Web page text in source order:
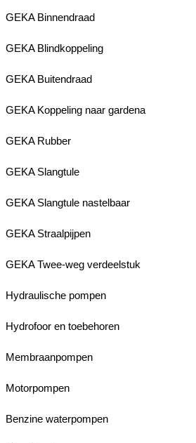
GEKA Binnendraad
GEKA Blindkoppeling
GEKA Buitendraad
GEKA Koppeling naar gardena
GEKA Rubber
GEKA Slangtule
GEKA Slangtule nastelbaar
GEKA Straalpijpen
GEKA Twee-weg verdeelstuk
Hydraulische pompen
Hydrofoor en toebehoren
Membraanpompen
Motorpompen
Benzine waterpompen